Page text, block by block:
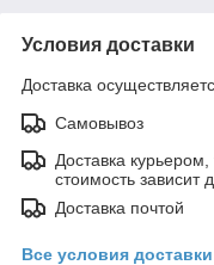
Условия доставки
Доставка
Самовывоз
Доставка
стоимость зависит
Доставка почтой
Все условия доставки